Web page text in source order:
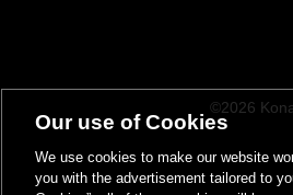
©2026
Our use of Cookies
We use cookies to make our website
you with the advertisement tailored to